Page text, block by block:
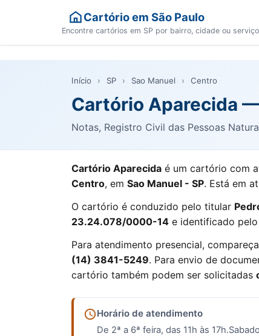
Cartório em São Paulo
Encontre cartórios em SP por bairro, cidade ou serviço
Início › SP › Sao Manuel › Centro
Cartório Aparecida
Notas, Registro Civil das Pessoas
Cartório Aparecida é um cartório com
Centro, em Sao Manuel - SP. Está em
O cartório é conduzido pelo titular
23.24.078/0000-14 e identificado pelo
Para atendimento presencial,
(14) 3841-5249. Para envio de
cartório também podem ser solicitadas
Horário de atendimento
De 2ª a 6ª feira, das 11h às